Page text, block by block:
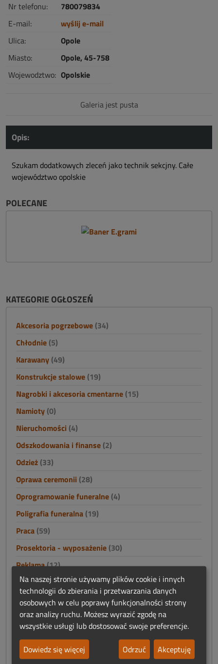
Nr telefonu:
780079834
E-mail:
wyślij e-mail
Ulica:
Opole
Miasto:
Opole, 45-758
Wojewodztwo: Opolskie
Galeria jest pusta
Opis:
Szukam dodatkowych zleceń jako technik sekcjny. Całe
województwo opolskie
POLECANE
KATEGORIE OGŁOSZEŃ
Akcesoria pogrzebowe (34)
Chłodnie (5)
Karawany (49)
Konstrukcje stalowe (19)
Nagrobki i akcesoria cmentarne (15)
Namioty (0)
Nieruchomości (4)
Odszkodowania i finanse (2)
Odzież (33)
Oprawa ceremonii (28)
Oprogramowanie funeralne (4)
Poligrafia funeralna (19)
Praca (59)
Prosektoria - wyposażenie (30)
Reklama(12)
Szkolenia(7)
Trumny / Urny(60)
Usługi(3)
Windy (4)
Znicze / Świece(15)
Na naszej stronie używamy plików cookie i innych
technologii do zbierania i przetwarzania danych
osobowych w celu poprawy funkcjonalności strony
oraz analizy ruchu. Możesz wyrazić zgodę na
wszystkie usługi lub dostosować swoje preferencje.
Dowiedz się więcej
Odrzuć Akceptuję